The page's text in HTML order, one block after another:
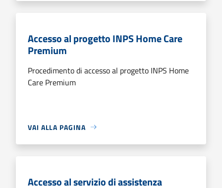
Accesso al progetto INPS Home Care
Premium
Procedimento di accesso al progetto INPS Home
Care Premium
VAI ALLA PAGINA
Accesso al servizio di assistenza